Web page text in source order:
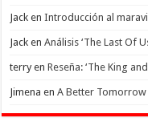
Jack enIntroducción al
Jack enAnálisis ‘The Last Of
terryenReseña: ‘The King
Jimena enA Better Tomorrow